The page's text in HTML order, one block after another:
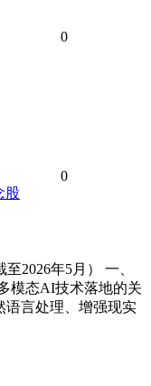
0
0
股
2026年5月） 一、
模态AI技术落地的关
语言处理、增强现实